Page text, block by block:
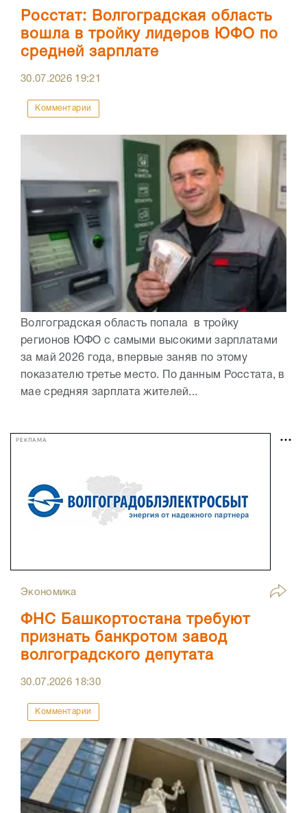
Росстат: Волгоградская область
вошла в тройку лидеров ЮФО по
средней зарплате
30.07.2026 19:21
Комментарии
Волгоградская область попала в тройку
регионов ЮФО с самыми высокими зарплатами
за май 2026 года, впервые заняв по этому
показателю третье место. По данным Росстата, в
мае средняя зарплата жителей...
РЕКЛАМА
Экономика
ФНС Башкортостана требуют
признать банкротом завод
волгоградского депутата
30.07.2026 18:30
Комментарии